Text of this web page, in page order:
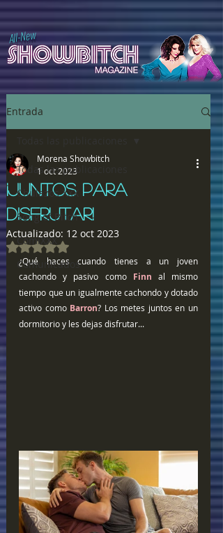
All-New
Entrada
Todas las publicaciones
Chulazos XXX
Song of Bitch
ComiXXX
Comunicados
¡JUNTOS PARA
DISFRUTAR!
Morena Showbitch
1 oct 2023
Actualizado: 12 oct 2023
Obtuvo NaN de 5 estrellas.
¿Qué haces cuando tienes a un joven
cachondo y pasivo como Finn al mismo
tiempo que un igualmente cachondo y dotado
activo como Barron? Los metes juntos en un
dormitorio y les dejas disfrutar...